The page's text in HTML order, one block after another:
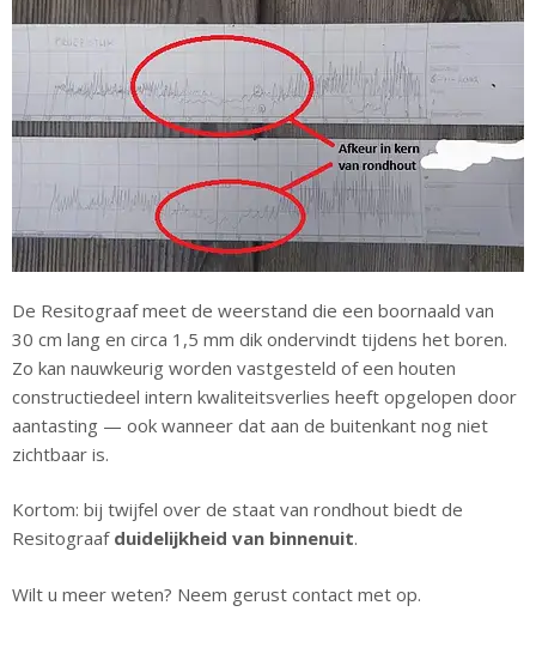
De Resitograaf meet de weerstand die een boornaald van
30 cm lang en circa 1,5 mm dik ondervindt tijdens het boren.
Zo kan nauwkeurig worden vastgesteld of een houten
constructiedeel intern kwaliteitsverlies heeft opgelopen door
aantasting — ook wanneer dat aan de buitenkant nog niet
zichtbaar is.
Kortom: bij twijfel over de staat van rondhout biedt de
Resitograaf duidelijkheid van binnenuit.
Wilt u meer weten? Neem gerust contact met op.